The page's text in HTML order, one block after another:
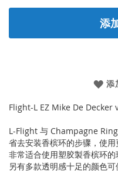
添
添
Flight-L EZ Mike De
L-Flight 与 Champagne Ring
省去安装香槟环的步骤，使用
非常适合使用塑胶製香槟环的
另有多款透明感十足的颜色